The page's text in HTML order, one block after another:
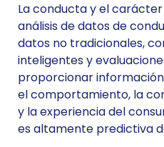
La conducta y el
análisis de datos de
datos no tradicionales,
inteligentes y
proporcionar
el comportamiento, la
y la experiencia del
es altamente predictiva